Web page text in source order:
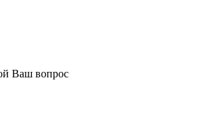
Ваш вопрос